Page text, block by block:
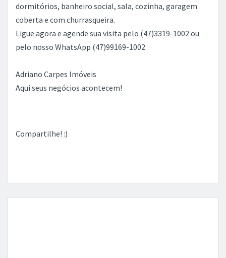
dormitórios, banheiro social, sala, cozinha, garagem
coberta e com churrasqueira.
Ligue agora e agende sua visita pelo (47)3319-1002 ou
pelo nosso WhatsApp (47)99169-1002
Adriano Carpes Imóveis
Aqui seus negócios acontecem!
Compartilhe! :)